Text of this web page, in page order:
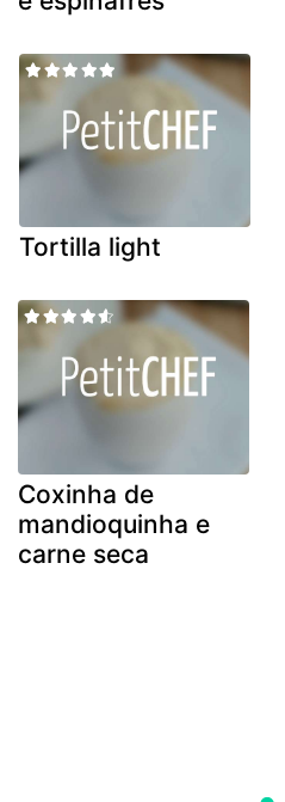
Tortilla light
Coxinha de
mandioquinha e
carne seca